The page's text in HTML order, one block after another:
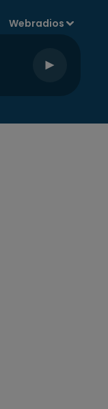
Webradios